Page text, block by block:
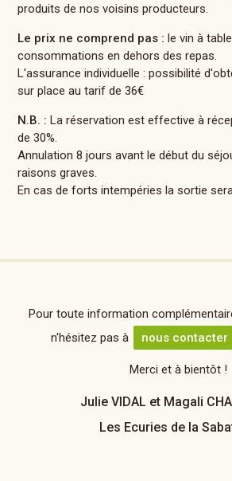
produits de nos voisins producteurs.
Le prix ne comprend pas : le vin à
consommations en dehors des repas.
L'assurance individuelle : possibilité
sur place au tarif de 36€
N.B. : La réservation est effective à
de 30%.
Annulation 8 jours avant le début du
raisons graves.
En cas de forts intempéries la sortie
Pour toute information
n'hésitez pas à
nous contacter
Merci et à bientôt !
Julie VIDAL et Magali
Les Ecuries de la